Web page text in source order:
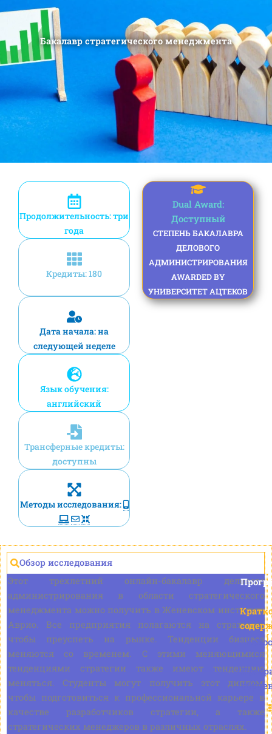
Бакалавр стратегического менеджмента
Продолжительность: три
года
Кредиты: 180
Дата начала: на
следующей неделе
Язык обучения:
английский
Трансферные кредиты:
доступны
Методы исследования:
Dual Award:
Доступный
СТЕПЕНЬ БАКАЛАВРА
ДЕЛОВОГО
АДМИНИСТРИРОВАНИЯ
AWARDED BY
УНИВЕРСИТЕТ АЦТЕКОВ
Обзор исследования
Этот трехлетний онлайн-бакалавр делового
администрирования в области стратегического
менеджмента можно получить в Женевском институте
Аврио. Все предприятия полагаются на стратегии,
чтобы преуспеть на рынке. Тенденции бизнеса
меняются со временем. С этими меняющимися
тенденциями стратегии также имеют тенденцию
меняться. Студенты могут получить этот диплом,
чтобы подготовиться к профессиональной карьере в
качестве разработчиков стратегии, а также
стратегических менеджеров в различных отраслях.